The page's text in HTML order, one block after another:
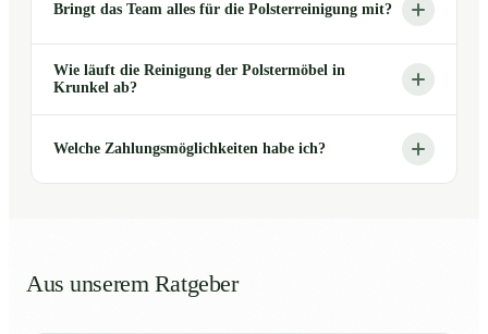
Bringt das Team alles für die Polsterreinigung mit?
Wie läuft die Reinigung der Polstermöbel in
Krunkel ab?
Welche Zahlungsmöglichkeiten habe ich?
Aus unserem Ratgeber